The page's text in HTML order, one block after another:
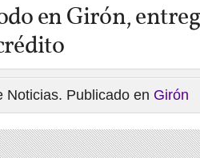
en Girón,
Noticias. Publicado en Girón